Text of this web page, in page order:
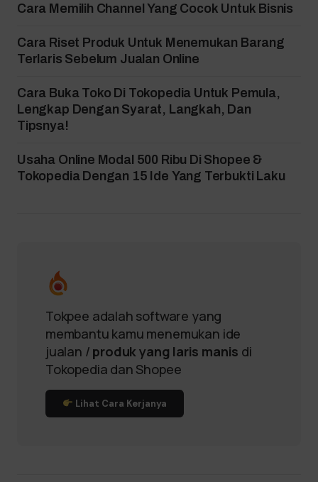
Cara Memilih Channel Yang Cocok Untuk Bisnis
Cara Riset Produk Untuk Menemukan Barang
Terlaris Sebelum Jualan Online
Cara Buka Toko Di Tokopedia Untuk Pemula,
Lengkap Dengan Syarat, Langkah, Dan
Tipsnya!
Usaha Online Modal 500 Ribu Di Shopee &
Tokopedia Dengan 15 Ide Yang Terbukti Laku
Tokpee adalah software yang
membantu kamu menemukan ide
jualan / produk yang laris manis di
Tokopedia dan Shopee
Lihat Cara Kerjanya